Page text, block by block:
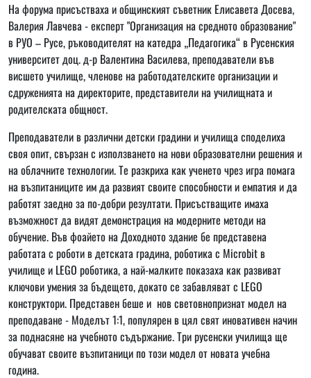
На форума присъстваха и общинският съветник Елисавета Досева,
Валерия Лавчева - експерт "Организация на средното образование"
в РУО – Русе, ръководителят на катедра „Педагогика“ в Русенския
университет доц. д-р Валентина Василева, преподаватели във
висшето училище, членове на работодателските организации и
сдруженията на директорите, представители на училищната и
родителската общност.
Преподаватели в различни детски градини и училища споделиха
своя опит, свързан с използването на нови образователни решения и
на облачните технологии. Те разкриха как ученето чрез игра помага
на възпитаниците им да развият своите способности и емпатия и да
работят заедно за по-добри резултати. Присъстващите имаха
възможност да видят демонстрация на модерните методи на
обучение. Във фоайето на Доходното здание бе представена
работата с роботи в детската градина, роботика с Microbit в
училище и LEGO роботика, а най-малките показаха как развиват
ключови умения за бъдещето, докато се забавляват с LEGO
конструктори. Представен беше и нов световнопризнат модел на
преподаване - Моделът 1:1, популярен в цял свят иновативен начин
за поднасяне на учебното съдържание. Три русенски училища ще
обучават своите възпитаници по този модел от новата учебна
година.